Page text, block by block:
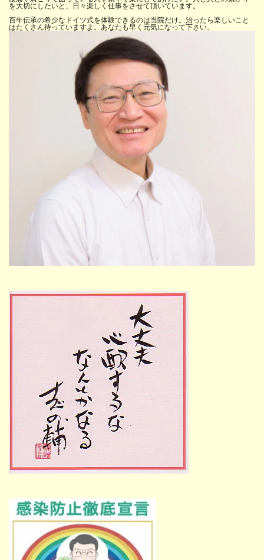
を大切にしたいと、日々楽しく仕事をさせて頂いています。
百年伝承の希少なドイツ式を体験できるのは当院だけ。治ったら楽しいこと
はたくさん待っていますよ。あなたも早く元気になって下さい。